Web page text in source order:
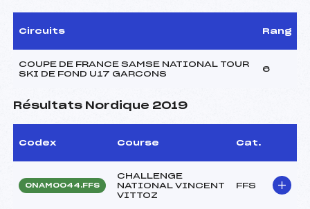
Circuits Rang
COUPE DE FRANCE SAMSE NATIONAL TOUR
SKI DE FOND U17 GARCONS
6
Résultats Nordique 2019
Codex Course Cat.
ONAM0044.FFS
CHALLENGE
NATIONAL VINCENT
VITTOZ
FFS